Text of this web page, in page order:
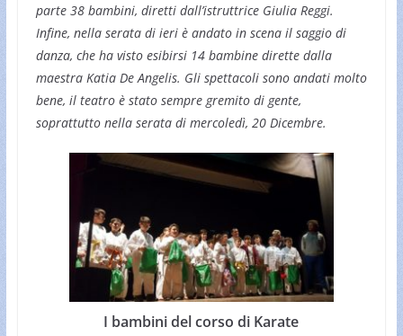
parte 38 bambini, diretti dall’istruttrice Giulia Reggi.
Infine, nella serata di ieri è andato in scena il saggio di
danza, che ha visto esibirsi 14 bambine dirette dalla
maestra Katia De Angelis. Gli spettacoli sono andati molto
bene, il teatro è stato sempre gremito di gente,
soprattutto nella serata di mercoledì, 20 Dicembre.
I bambini del corso di Karate